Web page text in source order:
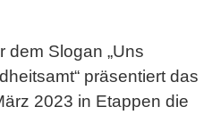
dem Slogan „Uns
präsentiert das
2023 in Etappen die